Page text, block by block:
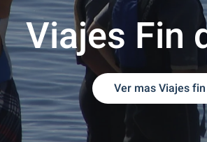
Viajes Fin
Ver mas Viajes